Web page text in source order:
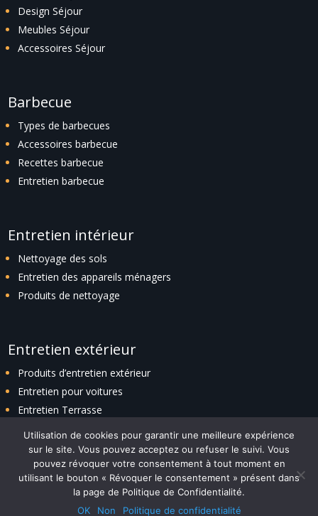
Design Séjour
Meubles Séjour
Accessoires Séjour
Barbecue
Types de barbecues
Accessoires barbecue
Recettes barbecue
Entretien barbecue
Entretien intérieur
Nettoyage des sols
Entretien des appareils ménagers
Produits de nettoyage
Entretien extérieur
Produits d’entretien extérieur
Entretien pour voitures
Entretien Terrasse
Plan du site| Politique de confidentialité| Contact
– © 2023 TENDANCESMAISON.FR – Tous
Utilisation de cookies pour garantir une meilleure expérience
sur le site. Vous pouvez acceptez ou refuser le suivi. Vous
pouvez révoquer votre consentement à tout moment en
utilisant le bouton « Révoquer le consentement » présent dans
la page de Politique de Confidentialité.
OK
Non Politique de confidentialité